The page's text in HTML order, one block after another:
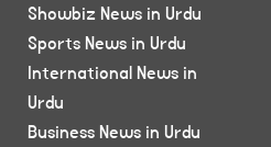
Showbiz News in Urdu
Sports News in Urdu
International News in
Urdu
Business News in Urdu